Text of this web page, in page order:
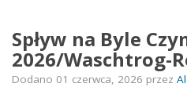
Spływ na Byle
2026/Waschtrog-
Dodano 01 czerwca, 2026 przez